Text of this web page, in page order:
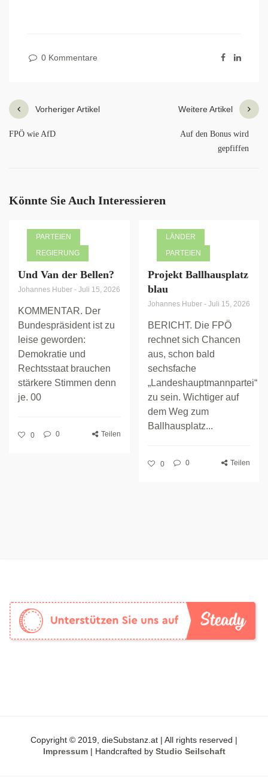
0 Kommentare
Vorheriger Artikel
FPÖ wie AfD
Weitere Artikel
Auf den Bonus wird
gepfiffen
Könnte Sie Auch Interessieren
PARTEIEN
REGIERUNG
Und Van der Bellen?
Johannes Huber - Juli 15, 2026
KOMMENTAR. Der
Bundespräsident ist zu
leise geworden:
Demokratie und
Rechtsstaat brauchen
stärkere Stimmen denn
je. 00
0 0 Teilen
LÄNDER
PARTEIEN
Projekt Ballhausplatz
blau
Johannes Huber - Juli 15, 2026
BERICHT. Die FPÖ
rechnet sich Chancen
aus, schon bald
sechsfache
„Landeshauptmannpartei“
zu sein. Wichtiger auf
dem Weg zum
Ballhausplatz...
0 0 Teilen
Copyright © 2019, dieSubstanz.at | All rights reserved |
Impressum| Handcrafted by Studio Seilschaft